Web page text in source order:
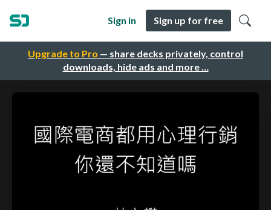
Upgrade to Pro — share decks privately, control
downloads, hide ads and more …
Sign in Sign up for free